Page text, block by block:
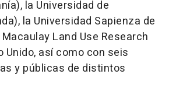
la Universidad de
la Universidad Sapienza de
Land Use Research
Unido, así como con seis
y públicas de distintos